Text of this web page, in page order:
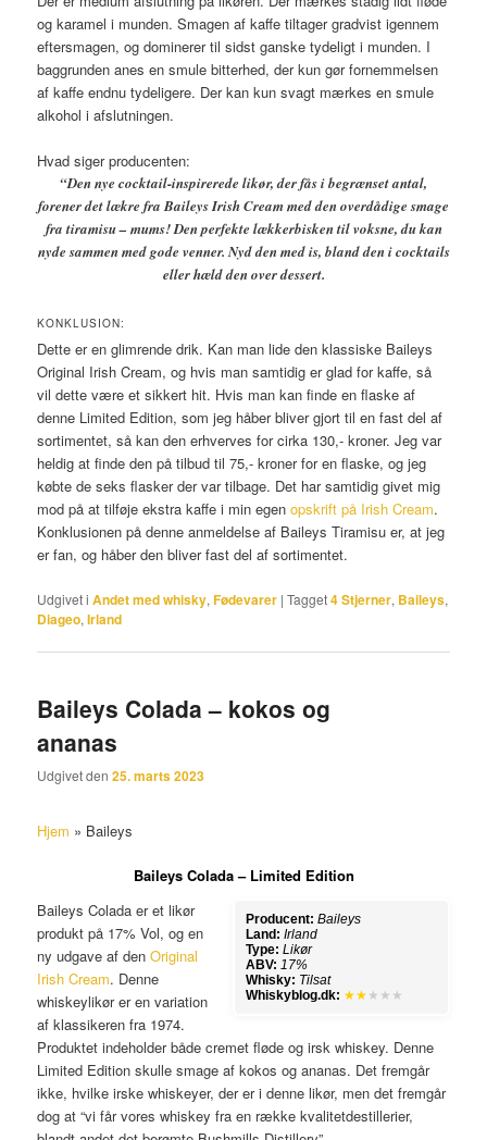
og karamel i munden. Smagen af kaffe tiltager gradvist igennem
eftersmagen, og dominerer til sidst ganske tydeligt i munden. I
baggrunden anes en smule bitterhed, der kun gør fornemmelsen
af kaffe endnu tydeligere. Der kan kun svagt mærkes en smule
alkohol i afslutningen.
Hvad siger producenten:
“Den nye cocktail-inspirerede likør, der fås i begrænset antal,
forener det lækre fra Baileys Irish Cream med den overdådige smage
fra tiramisu – mums! Den perfekte lækkerbisken til voksne, du kan
nyde sammen med gode venner. ​Nyd den med is, bland den i cocktails
eller hæld den over dessert.
KONKLUSION:
Dette er en glimrende drik. Kan man lide den klassiske Baileys
Original Irish Cream, og hvis man samtidig er glad for kaffe, så
vil dette være et sikkert hit. Hvis man kan finde en flaske af
denne Limited Edition, som jeg håber bliver gjort til en fast del af
sortimentet, så kan den erhverves for cirka 130,- kroner. Jeg var
heldig at finde den på tilbud til 75,- kroner for en flaske, og jeg
købte de seks flasker der var tilbage. Det har samtidig givet mig
mod på at tilføje ekstra kaffe i min egenopskrift på Irish Cream.
Konklusionen på denne anmeldelse af Baileys Tiramisu er, at jeg
er fan, og håber den bliver fast del af sortimentet.
Udgivet i Andet med whisky,Fødevarer |Tagget4 Stjerner, Baileys,
Diageo,Irland
Baileys Colada – kokos og
ananas
Udgivet den25. marts 2023
Hjem » Baileys
Baileys Colada – Limited Edition
Producent: Baileys
Land: Irland
Type: Likør
ABV: 17%
Whisky: Tilsat
Whiskyblog.dk: ★★ ★★★
Baileys Colada er et likør
produkt på 17% Vol, og en
ny udgave af denOriginal
Irish Cream. Denne
whiskeylikør er en variation
af klassikeren fra 1974.
Produktet indeholder både cremet fløde og irsk whiskey. Denne
Limited Edition skulle smage af kokos og ananas. Det fremgår
ikke, hvilke irske whiskeyer, der er i denne likør, men det fremgår
dog at “vi får vores whiskey fra en række kvalitetdestillerier,